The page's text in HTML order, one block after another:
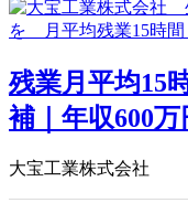
残業月平均15
補｜年収600
大宝工業株式会社